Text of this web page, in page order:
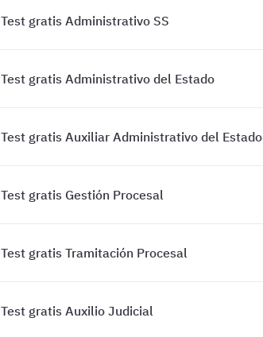
Test gratis Administrativo SS
Test gratis Administrativo del Estado
Test gratis Auxiliar Administrativo del Estado
Test gratis Gestión Procesal
Test gratis Tramitación Procesal
Test gratis Auxilio Judicial